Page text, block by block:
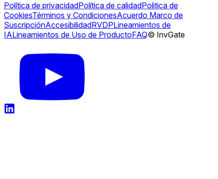
Política de privacidadPolítica de calidadPolitica de
CookiesTérminos y CondicionesAcuerdo Marco de
SuscripciónAccesibilidadRVDPLineamientos de
IALineamientos de Uso de ProductoFAQ© InvGate